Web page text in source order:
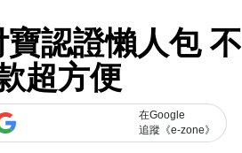
寶認證懶人包 不
超方便
在Google
追蹤《e-zone》